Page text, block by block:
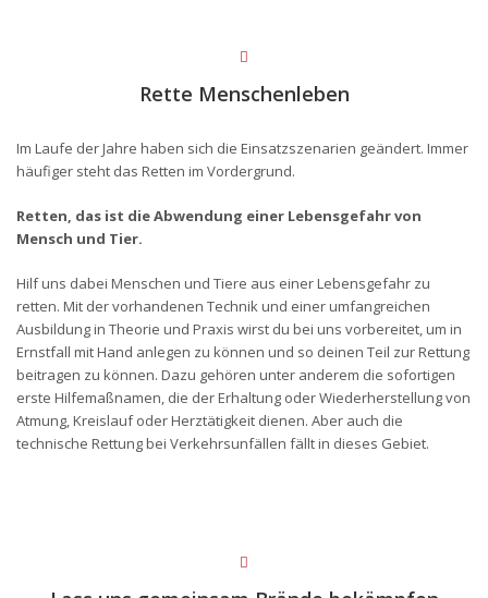
Rette Menschenleben
Im Laufe der Jahre haben sich die Einsatzszenarien geändert. Immer
häufiger steht das Retten im Vordergrund.
Retten, das ist die Abwendung einer Lebensgefahr von
Mensch und Tier.
Hilf uns dabei Menschen und Tiere aus einer Lebensgefahr zu
retten. Mit der vorhandenen Technik und einer umfangreichen
Ausbildung in Theorie und Praxis wirst du bei uns vorbereitet, um in
Ernstfall mit Hand anlegen zu können und so deinen Teil zur Rettung
beitragen zu können. Dazu gehören unter anderem die sofortigen
erste Hilfemaßnamen, die der Erhaltung oder Wiederherstellung von
Atmung, Kreislauf oder Herztätigkeit dienen. Aber auch die
technische Rettung bei Verkehrsunfällen fällt in dieses Gebiet.